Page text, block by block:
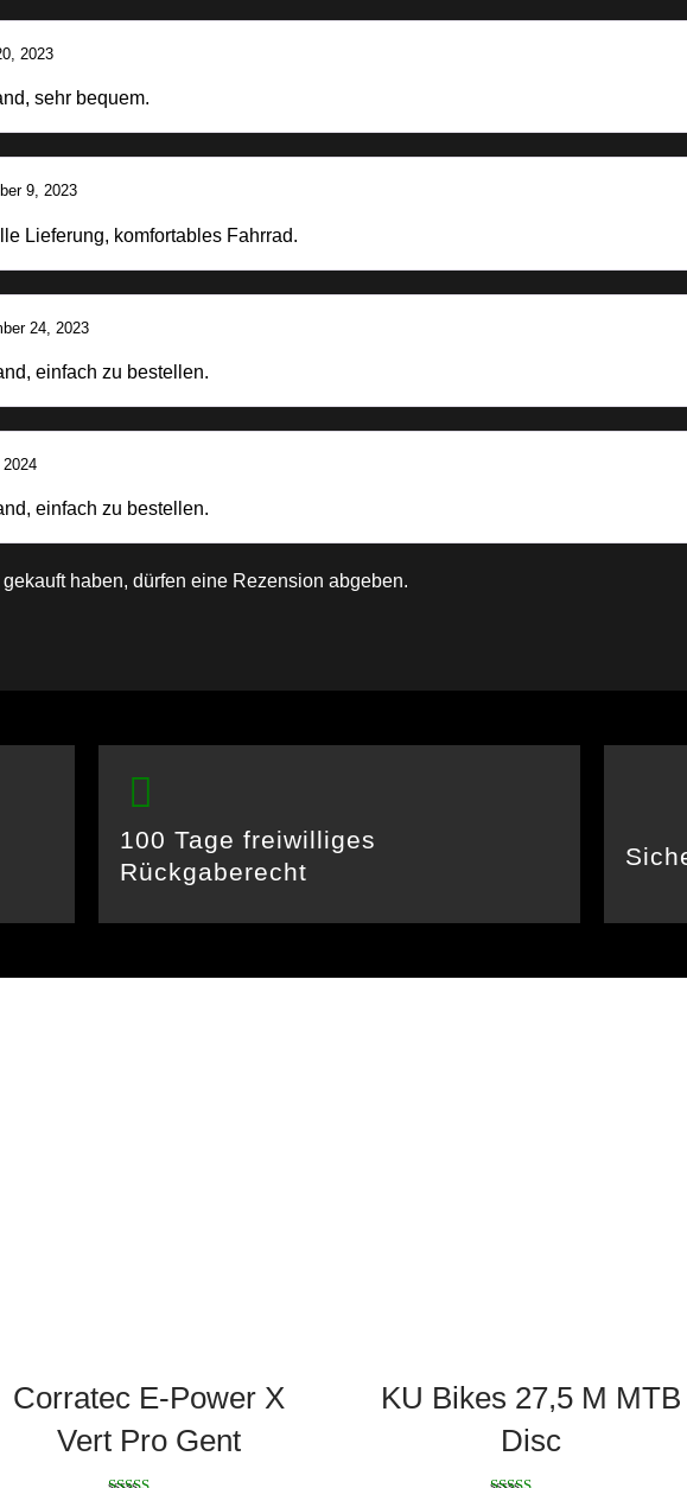
2023
sehr bequem.
9, 2023
Lieferung, komfortables Fahrrad.
24, 2023
einfach zu bestellen.
2024
einfach zu bestellen.
haben, dürfen eine Rezension abgeben.
100 Tage freiwilliges
Rückgaberecht
Corratec E-Power X
Vert Pro Gent
KU Bikes 27,5 M MTB
Disc